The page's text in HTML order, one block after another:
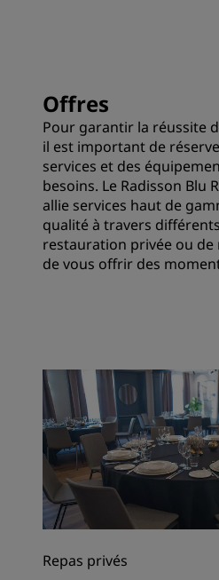
Offres
Pour garantir la réussite
il est important de
services et des
besoins. Le Radisson Blu
allie services haut de
qualité à travers
restauration privée ou de
de vous offrir des
Repas privés